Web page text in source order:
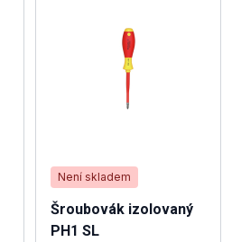
Není skladem
Šroubovák izolovaný
PH1 SL